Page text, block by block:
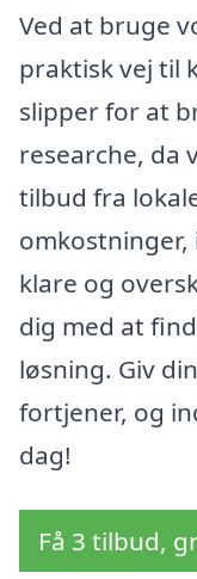
Ved at bruge
praktisk vej til
slipper for at
researche, da
tilbud fra
klare og
dig med at
løsning. Giv
fortjener, og
dag!
Få 3 tilbud,